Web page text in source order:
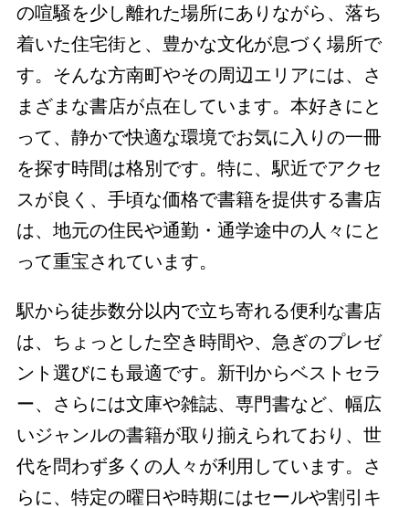
の喧騒を少し離れた場所にありながら、落ち
着いた住宅街と、豊かな文化が息づく場所で
す。そんな方南町やその周辺エリアには、さ
まざまな書店が点在しています。本好きにと
って、静かで快適な環境でお気に入りの一冊
を探す時間は格別です。特に、駅近でアクセ
スが良く、手頃な価格で書籍を提供する書店
は、地元の住民や通勤・通学途中の人々にと
って重宝されています。
駅から徒歩数分以内で立ち寄れる便利な書店
は、ちょっとした空き時間や、急ぎのプレゼ
ント選びにも最適です。新刊からベストセラ
ー、さらには文庫や雑誌、専門書など、幅広
いジャンルの書籍が取り揃えられており、世
代を問わず多くの人々が利用しています。さ
らに、特定の曜日や時期にはセールや割引キ